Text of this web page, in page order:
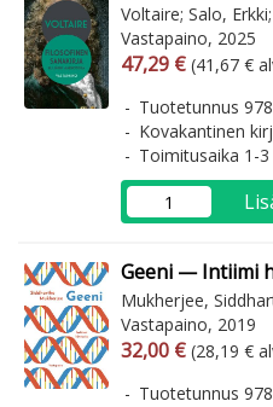
Voltaire; Salo,
Vastapaino, 2025
Arvonlisäverollinen
47,29 € (41,67 €
Tuotetunnus
Kovakantinen
Toimitusaika 1-
Geeni — Intiimi
Mukherjee,
Vastapaino, 2019
Arvonlisäverollinen
32,00 € (28,19 €
Tuotetunnus